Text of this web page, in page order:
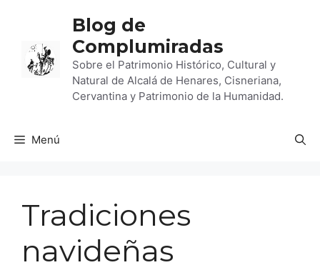
contenido
Blog de
Complumiradas
Sobre el Patrimonio Histórico, Cultural y
Natural de Alcalá de Henares, Cisneriana,
Cervantina y Patrimonio de la Humanidad.
Menú
Tradiciones
navideñas